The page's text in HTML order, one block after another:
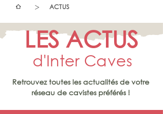
> ACTUS
LES ACTUS
d'Inter Caves
Retrouvez toutes les actualités de votre
réseau de cavistes préférés !